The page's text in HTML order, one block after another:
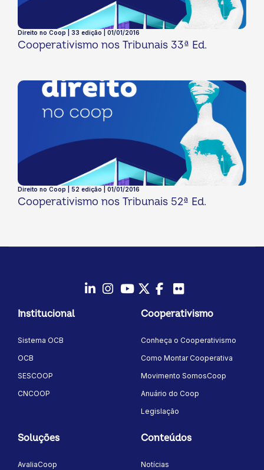
Direito no Coop | 33 edição | 01/01/2016
Cooperativismo nos Tribunais 33ª Ed.
Direito no Coop | 52 edição | 01/01/2016
Cooperativismo nos Tribunais 52ª Ed.
Instagram
YoutubeTwitter/X
Facebook
Institucional
Sistema OCB
OCB
SESCOOP
CNCOOP
Cooperativismo
Conheça o Cooperativismo
Como Montar Cooperativa
Movimento SomosCoop
Anuário do Coop
Legislação
Soluções
AvaliaCoop
Conteúdos
Notícias